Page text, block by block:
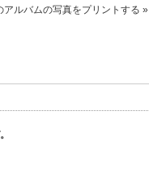
アルバムの写真をプリントする »